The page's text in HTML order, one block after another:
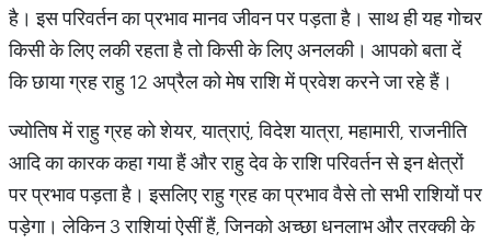
है। इस परिवर्तन का प्रभाव मानव जीवन पर पड़ता है। साथ ही यह गोचर
किसी के लिए लकी रहता है तो किसी के लिए अनलकी। आपको बता दें
कि छाया ग्रह राहु 12 अप्रैल को मेष राशि में प्रवेश करने जा रहे हैं।
ज्योतिष में राहु ग्रह को शेयर, यात्राएं, विदेश यात्रा, महामारी, राजनीति
आदि का कारक कहा गया हैं और राहु देव के राशि परिवर्तन से इन क्षेत्रों
पर प्रभाव पड़ता है। इसलिए राहु ग्रह का प्रभाव वैसे तो सभी राशियों पर
पड़ेगा। लेकिन 3 राशियां ऐसीं हैं, जिनको अच्छा धनलाभ और तरक्की के